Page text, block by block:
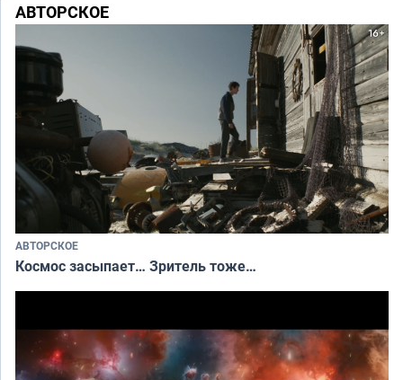
АВТОРСКОЕ
АВТОРСКОЕ
Космос засыпает… Зритель тоже…